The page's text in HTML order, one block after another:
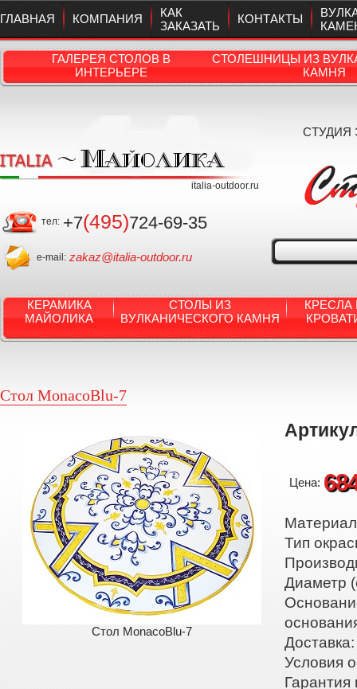
ГЛАВНАЯ КОМПАНИЯ
КАК
ЗАКАЗАТЬ
КОНТАКТЫ
ГАЛЕРЕЯ СТОЛОВ В
ИНТЕРЬЕРЕ
СТОЛЕШНИЦЫ ИЗ
КАМНЯ
italia-outdoor.ru
тел: +7(495)724-69-35
e-mail: zakaz@italia-outdoor.ru
СТУДИЯ
КЕРАМИКА
МАЙОЛИКА
СТОЛЫ ИЗ
ВУЛКАНИЧЕСКОГО КАМНЯ
КРЕСЛА
Стол MonacoBlu-7
Стол MonacoBlu-7
Цена:
Тип
Диаметр
Условия
Гарантия